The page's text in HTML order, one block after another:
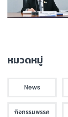
หมวดหมู่
News
กิจกรรมพรรค